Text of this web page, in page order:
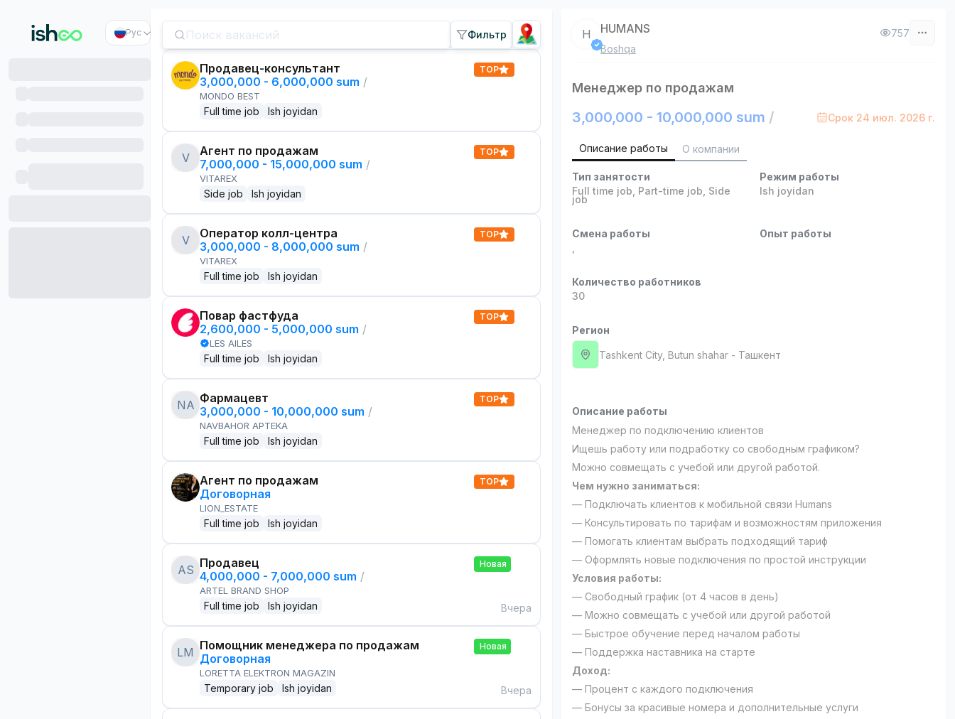
Рус Фильтр
Продавец-консультант
3,000,000 - 6,000,000 sum /
MONDO BEST
Full time job Ish joyidan
TOP
V
Агент по продажам
7,000,000 - 15,000,000 sum /
VITAREX
Side job Ish joyidan
TOP
V
Оператор колл-центра
3,000,000 - 8,000,000 sum /
VITAREX
Full time job Ish joyidan
TOP
Повар фастфуда
2,600,000 - 5,000,000 sum /
LES AILES
Full time job Ish joyidan
TOP
NA Фармацевт
3,000,000 - 10,000,000 sum /
NAVBAHOR APTEKA
Full time job Ish joyidan
TOP
Агент по продажам
Договорная
LION_ESTATE
Full time job Ish joyidan
TOP
AS Продавец
4,000,000 - 7,000,000 sum /
ARTEL BRAND SHOP
Full time job Ish joyidan
Новая
Вчера
LM Помощник менеджера по продажам
Договорная
LORETTA ELEKTRON MAGAZIN
Temporary job Ish joyidan
Новая
Вчера
H HUMANS
Boshqa
757
Менеджер по продажам
3,000,000 - 10,000,000 sum / Срок 24 июл. 2026 г.
Описание работы О компании
Тип занятости
Full time job Part-time job Side
job
Режим работы
Ish joyidan
Смена работы
Опыт работы
Количество работников
30
Регион
Tashkent City, Butun shahar - Ташкент
Описание работы
Менеджер по подключению клиентов
Ищешь работу или подработку со свободным графиком?
Можно совмещать с учебой или другой работой.
Чем нужно заниматься:
— Подключать клиентов к мобильной связи Humans
— Консультировать по тарифам и возможностям приложения
— Помогать клиентам выбрать подходящий тариф
— Оформлять новые подключения по простой инструкции
Условия работы:
— Свободный график (от 4 часов в день)
— Можно совмещать с учебой или другой работой
— Быстрое обучение перед началом работы
— Поддержка наставника на старте
Доход:
— Процент с каждого подключения
— Бонусы за красивые номера и дополнительные услуги